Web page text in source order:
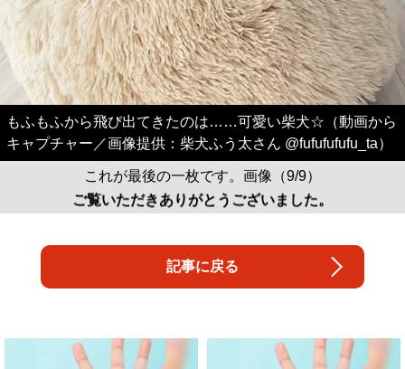
もふもふから飛び出てきたのは……可愛い柴犬☆（動画から
キャプチャー／画像提供：柴犬ふう太さん @fufufufufu_ta）
これが最後の一枚です。画像（9/9）
ご覧いただきありがとうございました。
記事に戻る